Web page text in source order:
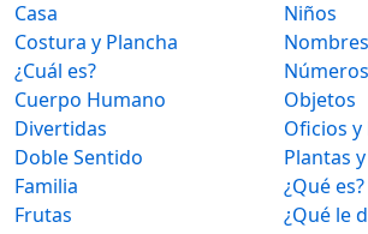
Casa
Costura y Plancha
¿Cuál es?
Cuerpo Humano
Divertidas
Doble Sentido
Familia
Frutas
Niños
Números
Objetos
Oficios
Plantas
¿Qué es?
¿Qué le